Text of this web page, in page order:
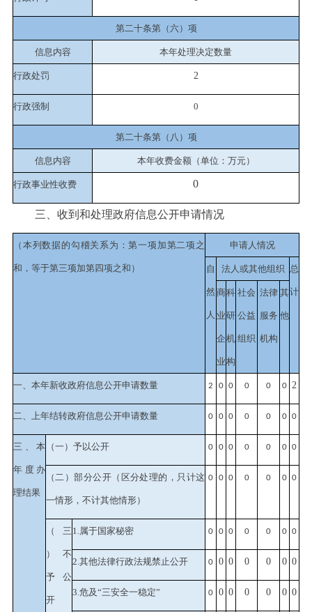
第二十条第（六）项
信息内容 本年处理决定数量
行政处罚 2
行政强制 0
第二十条第（八）项
信息内容 本年收费金额（单位：万元）
行政事业性收费 0
三、收到和处理政府信息公开申请情况
（本列数据的勾稽关系为：第一项加第二项之
和，等于第三项加第四项之和）
申请人情况
自
然
人
法人或其他组织 总
计
商
业
企
业
科
研
机
构
社会
公益
组织
法律
服务
机构
其
他
一、本年新收政府信息公开申请数量 2 0 0 0 0 0 2
二、上年结转政府信息公开申请数量 0 0 0 0 0 0 0
三、本
年度办
理结果
（一）予以公开 0 0 0 0 0 0 0
（二）部分公开 （区分处理的，只计这
一情形，不计其他情形）
0 0 0 0 0 0 0
（三
）不
予公
开
1.属于国家秘密 0 0 0 0 0 0 0
2.其他法律行政法规禁止公开 0 0 0 0 0 0 0
3.危及“三安全一稳定” 0 0 0 0 0 0 0